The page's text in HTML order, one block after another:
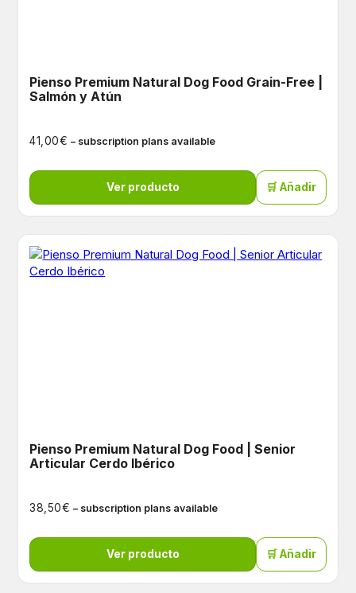
Pienso Premium Natural Dog Food Grain-Free |
Salmón y Atún
41,00€ – subscription plans available
Ver producto 🛒 Añadir
Pienso Premium Natural Dog Food | Senior
Articular Cerdo Ibérico
38,50€ – subscription plans available
Ver producto 🛒 Añadir